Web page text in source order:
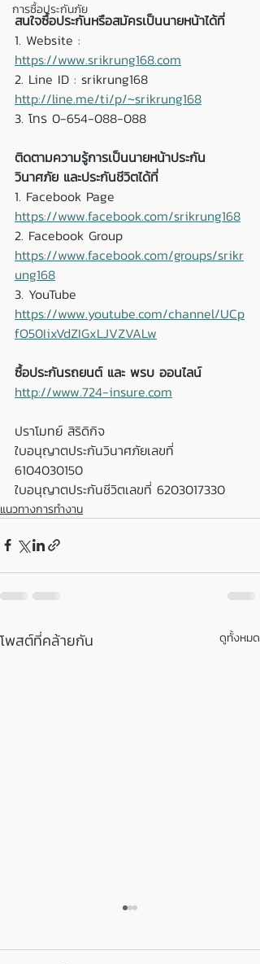
การซื้อประกันภัย
สนใจซื้อประกันหรือสมัครเป็นนายหน้าได้ที่
1. Website :
https://www.srikrung168.com
2. Line ID : srikrung168
http://line.me/ti/p/~srikrung168
3. โทร 0-654-088-088
ติดตามความรู้การเป็นนายหน้าประกัน
วินาศภัย และประกันชีวิตได้ที่
1. Facebook Page
https://www.facebook.com/srikrung168
2. Facebook Group
https://www.facebook.com/groups/srikr
ung168
3. YouTube
https://www.youtube.com/channel/UCp
fO50IixVdZIGxLJVZVALw
ซื้อประกันรถยนต์ และ พรบ ออนไลน์
http://www.724-insure.com
ปราโมทย์ สิริดิกิจ
ใบอนุญาตประกันวินาศภัยเลขที่
6104030150
ใบอนุญาตประกันชีวิตเลขที่ 6203017330
แนวทางการทำงาน
โพสต์ที่คล้ายกัน ดูทั้งหมด